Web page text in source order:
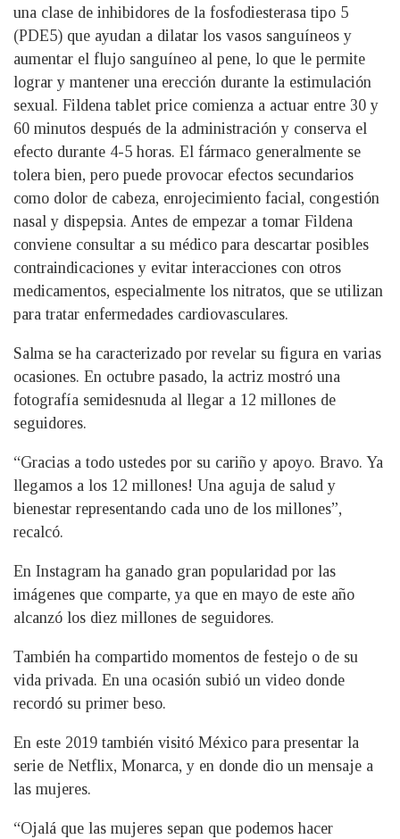
una clase de inhibidores de la fosfodiesterasa tipo 5
(PDE5) que ayudan a dilatar los vasos sanguíneos y
aumentar el flujo sanguíneo al pene, lo que le permite
lograr y mantener una erección durante la estimulación
sexual. Fildena tablet price comienza a actuar entre 30 y
60 minutos después de la administración y conserva el
efecto durante 4-5 horas. El fármaco generalmente se
tolera bien, pero puede provocar efectos secundarios
como dolor de cabeza, enrojecimiento facial, congestión
nasal y dispepsia. Antes de empezar a tomar Fildena
conviene consultar a su médico para descartar posibles
contraindicaciones y evitar interacciones con otros
medicamentos, especialmente los nitratos, que se utilizan
para tratar enfermedades cardiovasculares.
Salma se ha caracterizado por revelar su figura en varias
ocasiones. En octubre pasado, la actriz mostró una
fotografía semidesnuda al llegar a 12 millones de
seguidores.
“Gracias a todo ustedes por su cariño y apoyo. Bravo. Ya
llegamos a los 12 millones! Una aguja de salud y
bienestar representando cada uno de los millones”,
recalcó.
En Instagram ha ganado gran popularidad por las
imágenes que comparte, ya que en mayo de este año
alcanzó los diez millones de seguidores.
También ha compartido momentos de festejo o de su
vida privada. En una ocasión subió un video donde
recordó su primer beso.
En este 2019 también visitó México para presentar la
serie de Netflix, Monarca, y en donde dio un mensaje a
las mujeres.
“Ojalá que las mujeres sepan que podemos hacer